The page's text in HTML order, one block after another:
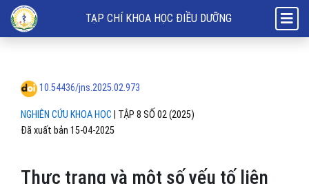
Thực trạng và một số yếu tố liên quan đến tuân thủ chế độ ăn
TẠP CHÍ KHOA HỌC ĐIỀU DƯỠNG
NGHIÊN CỨU KHOA HỌC TẬP 8 SỐ 02 (2025)
Thực trạng và một số yếu tố liên
10.54436/jns.2025.02.973
Đã xuất bản 15-04-2025